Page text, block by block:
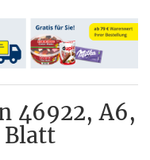
46922, A6,
Blatt